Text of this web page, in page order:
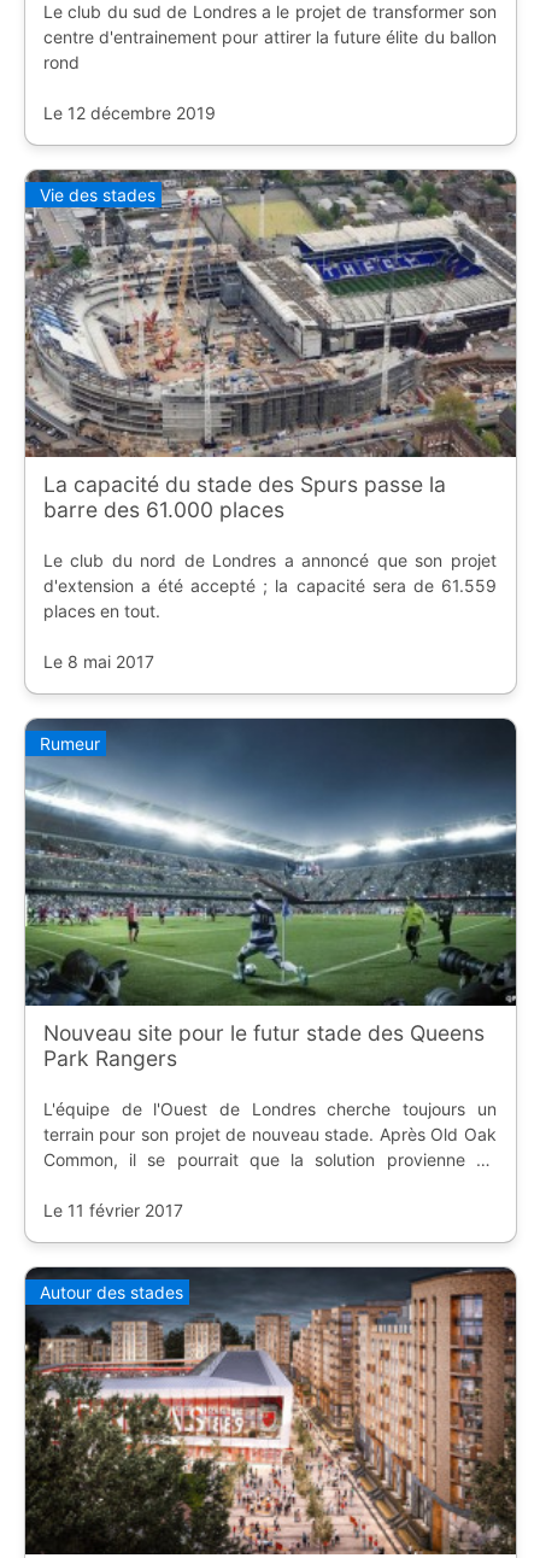
Le club du sud de Londres a le projet de transformer son
centre d'entrainement pour attirer la future élite du ballon
rond
Le 12 décembre 2019
Vie des stades
La capacité du stade des Spurs passe la
barre des 61.000 places
Le club du nord de Londres a annoncé que son projet
d'extension a été accepté ; la capacité sera de 61.559
places en tout.
Le 8 mai 2017
Rumeur
Nouveau site pour le futur stade des Queens
Park Rangers
L'équipe de l'Ouest de Londres cherche toujours un
terrain pour son projet de nouveau stade. Après Old Oak
Common, il se pourrait que la solution provienne du
Le 11 février 2017
Autour des stades